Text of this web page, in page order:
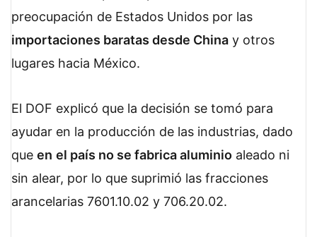
preocupación de Estados Unidos por las
importaciones baratas desde China y otros
lugares hacia México.
El DOF explicó que la decisión se tomó para
ayudar en la producción de las industrias, dado
que en el país no se fabrica aluminio aleado ni
sin alear, por lo que suprimió las fracciones
arancelarias 7601.10.02 y 706.20.02.